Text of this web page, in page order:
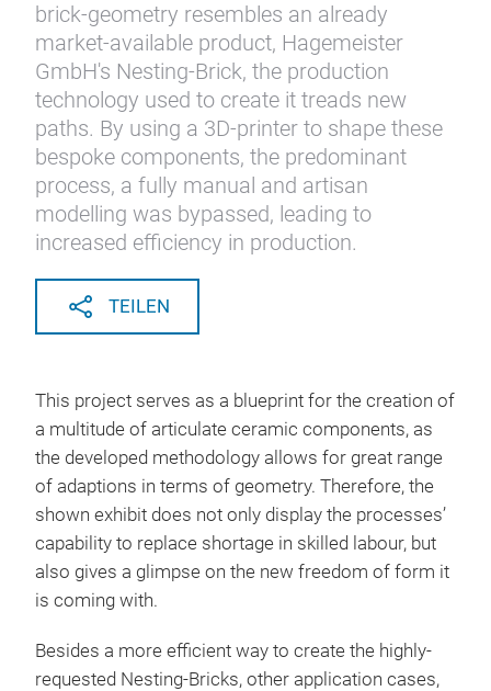
brick-geometry resembles an already
market-available product, Hagemeister
GmbH's Nesting-Brick, the production
technology used to create it treads new
paths. By using a 3D-printer to shape these
bespoke components, the predominant
process, a fully manual and artisan
modelling was bypassed, leading to
increased efficiency in production.
TEILEN
This project serves as a blueprint for the creation of
a multitude of articulate ceramic components, as
the developed methodology allows for great range
of adaptions in terms of geometry. Therefore, the
shown exhibit does not only display the processes’
capability to replace shortage in skilled labour, but
also gives a glimpse on the new freedom of form it
is coming with.
Besides a more efficient way to create the highly-
requested Nesting-Bricks, other application cases,